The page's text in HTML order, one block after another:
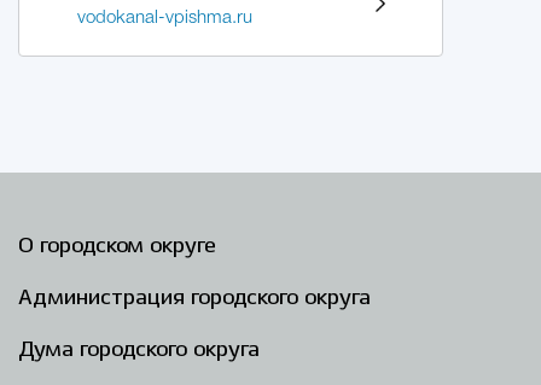
vodokanal-vpishma.ru
О городском округе
Администрация городского округа
Дума городского округа